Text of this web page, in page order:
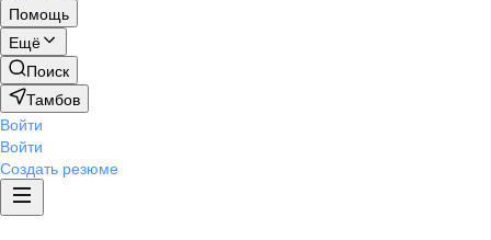
Помощь
Ещё
Поиск
Тамбов
Войти
Войти
Создать резюме